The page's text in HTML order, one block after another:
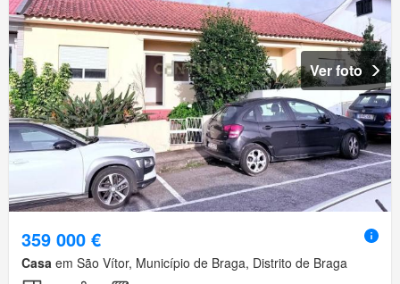
Ver foto
359 000 €
Casa em São Vítor, Município de Braga, Distrito de Braga